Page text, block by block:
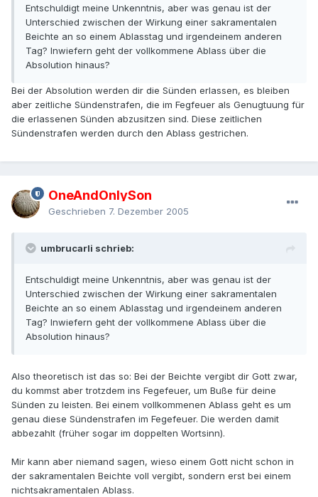
Entschuldigt meine Unkenntnis, aber was genau ist der
Unterschied zwischen der Wirkung einer sakramentalen
Beichte an so einem Ablasstag und irgendeinem anderen
Tag? Inwiefern geht der vollkommene Ablass über die
Absolution hinaus?
Bei der Absolution werden dir die Sünden erlassen, es bleiben
aber zeitliche Sündenstrafen, die im Fegfeuer als Genugtuung für
die erlassenen Sünden abzusitzen sind. Diese zeitlichen
Sündenstrafen werden durch den Ablass gestrichen.
OneAndOnlySon
Geschrieben 7. Dezember 2005
umbrucarli schrieb:
Entschuldigt meine Unkenntnis, aber was genau ist der
Unterschied zwischen der Wirkung einer sakramentalen
Beichte an so einem Ablasstag und irgendeinem anderen
Tag? Inwiefern geht der vollkommene Ablass über die
Absolution hinaus?
Also theoretisch ist das so: Bei der Beichte vergibt dir Gott zwar,
du kommst aber trotzdem ins Fegefeuer, um Buße für deine
Sünden zu leisten. Bei einem vollkommenen Ablass geht es um
genau diese Sündenstrafen im Fegefeuer. Die werden damit
abbezahlt (früher sogar im doppelten Wortsinn).
Mir kann aber niemand sagen, wieso einem Gott nicht schon in
der sakramentalen Beichte voll vergibt, sondern erst bei einem
nichtsakramentalen Ablass.